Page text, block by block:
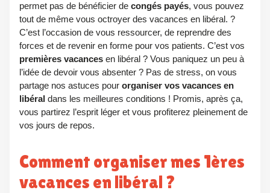
permet pas de bénéficier de congés payés, vous pouvez
tout de même vous octroyer des vacances en libéral. ?
C’est l’occasion de vous ressourcer, de reprendre des
forces et de revenir en forme pour vos patients. C’est vos
premières vacances en libéral ? Vous paniquez un peu à
l’idée de devoir vous absenter ? Pas de stress, on vous
partage nos astuces pour organiser vos vacances en
libéral dans les meilleures conditions ! Promis, après ça,
vous partirez l’esprit léger et vous profiterez pleinement de
vos jours de repos.
Comment organiser mes 1ères
vacances en libéral ?